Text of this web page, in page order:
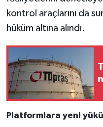
kontrol araçlarını da
hüküm altına alındı.
Platformlara yeni